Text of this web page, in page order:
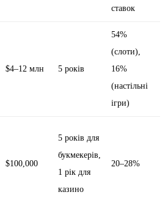
ставок
$4–12 млн 5 років
54%
(слоти),
16%
(настільні
ігри)
$100,000
5 років для
букмекерів,
1 рік для
казино
20–28%